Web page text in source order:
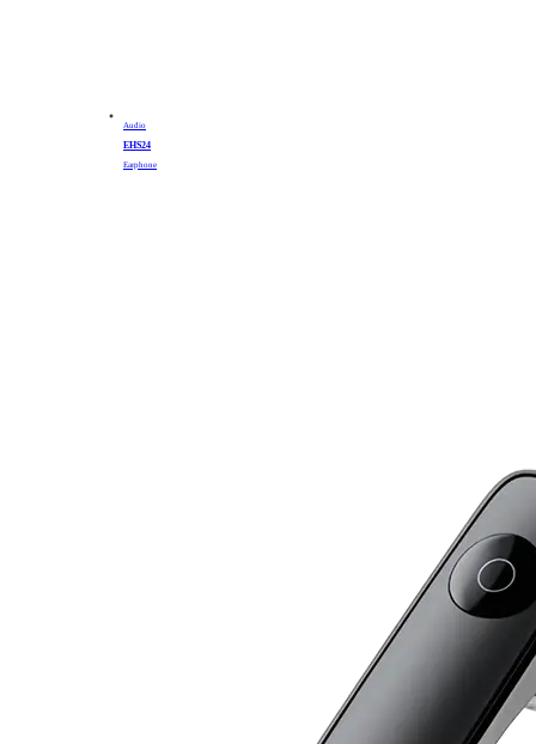
Audio
EHS24
Earphone